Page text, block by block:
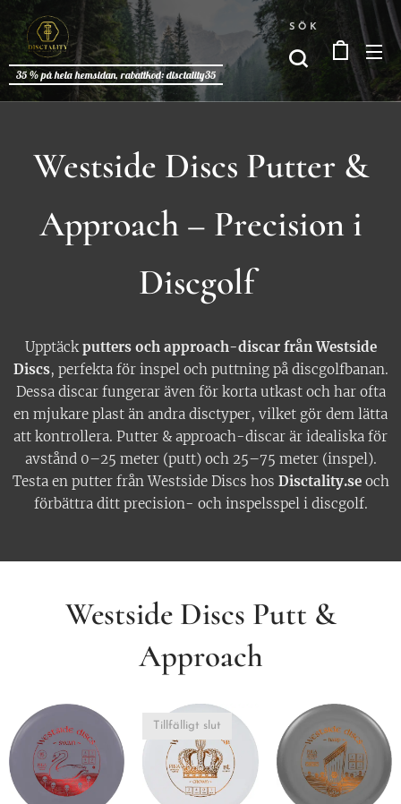
35 % på hela hemsidan, rabattkod: disctality35
SÖK
Westside Discs Putter &
Approach – Precision i
Discgolf
Upptäckputters och approach-discar från Westside
Discs, perfekta för inspel och puttning på discgolfbanan.
Dessa discar fungerar även för korta utkast och har ofta
en mjukare plast än andra disctyper, vilket gör dem lätta
att kontrollera. Putter & approach-discar är idealiska för
avstånd 0–25 meter (putt) och 25–75 meter (inspel).
Testa en putter från Westside Discs hos Disctality.seoch
förbättra ditt precision- och inspelsspel i discgolf.
Westside Discs Putt &
Approach
Tillfälligt slut